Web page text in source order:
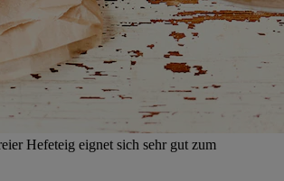
Hefeteig eignet sich sehr gut zum